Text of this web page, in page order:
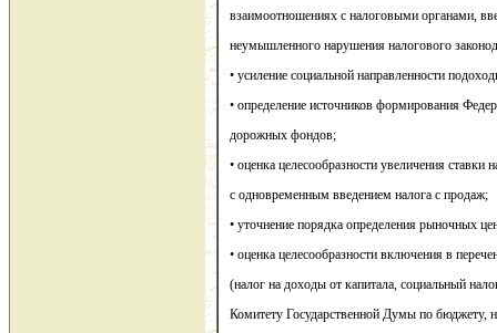
взаимоотношениях с налоговыми органами,
неумышленного нарушения налогового
• усиление социальной направленности
• определение источников формирования
дорожных фондов;
• оценка целесообразности увеличения ставки
с одновременным введением налога с продаж;
• уточнение порядка определения рыночных
• оценка целесообразности включения в
(налог на доходы от капитала, социальный
Комитету Государственной Думы по бюджету,